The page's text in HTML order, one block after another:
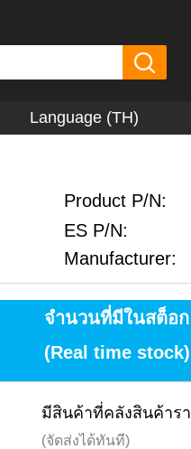
Language (TH)
Product P/N:
ES P/N:
Manufacturer:
จำนวนที่มีในสต็อก
(Real time stock)
มีสินค้าที่คลังสินค้าร
(จัดส่งได้ทันที)